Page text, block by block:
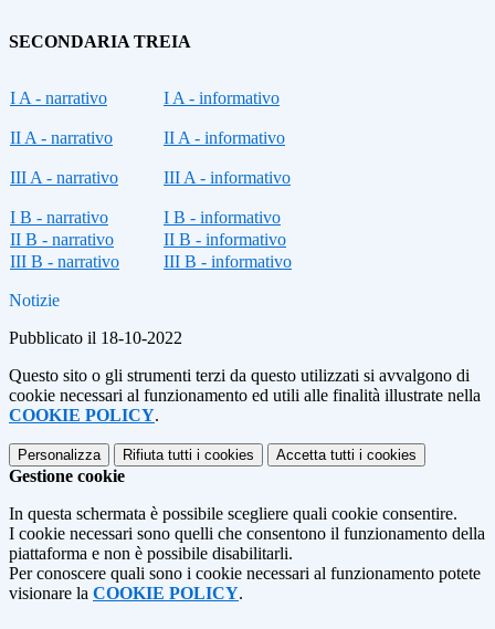
SECONDARIA TREIA
I A - narrativo I A - informativo
II A - narrativo II A - informativo
III A - narrativo III A - informativo
I B - narrativo
I B - informativo
II B - narrativo
II B - informativo
III B - narrativo
III B - informativo
Notizie
Pubblicato il 18-10-2022
Questo sito o gli strumenti terzi da questo utilizzati si avvalgono di
cookie necessari al funzionamento ed utili alle finalità illustrate nella
COOKIE POLICY.
Personalizza Rifiuta tutti i cookies Accetta tutti i cookies
Gestione cookie
In questa schermata è possibile scegliere quali cookie consentire.
I cookie necessari sono quelli che consentono il funzionamento della
piattaforma e non è possibile disabilitarli.
Per conoscere quali sono i cookie necessari al funzionamento potete
visionare la COOKIE POLICY.